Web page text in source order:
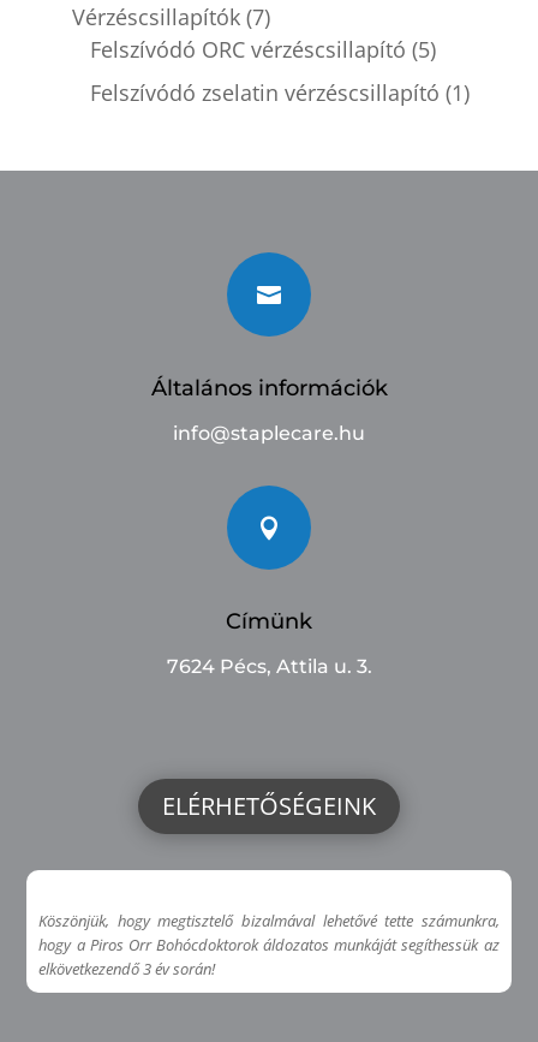
Vérzéscsillapítók (7)
Felszívódó ORC vérzéscsillapító (5)
Felszívódó zselatin vérzéscsillapító (1)

Általános információk
info@staplecare.hu

Címünk
7624 Pécs, Attila u. 3.
ELÉRHETŐSÉGEINK
Köszönjük, hogy megtisztelő bizalmával lehetővé tette számunkra,
hogy a Piros Orr Bohócdoktorok áldozatos munkáját segíthessük az
elkövetkezendő 3 év során!